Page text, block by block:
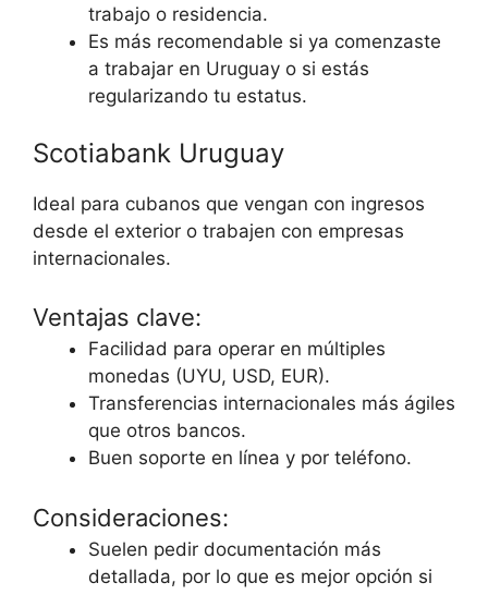
trabajo o residencia.
Es más recomendable si ya comenzaste
a trabajar en Uruguay o si estás
regularizando tu estatus.
Scotiabank Uruguay
Ideal para cubanos que vengan con ingresos
desde el exterior o trabajen con empresas
internacionales.
Ventajas clave:
Facilidad para operar en múltiples
monedas (UYU, USD, EUR).
Transferencias internacionales más ágiles
que otros bancos.
Buen soporte en línea y por teléfono.
Consideraciones:
Suelen pedir documentación más
detallada, por lo que es mejor opción si